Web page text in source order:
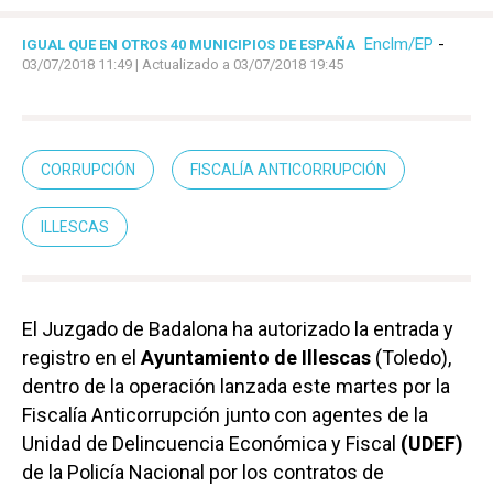
IGUAL QUE EN OTROS 40 MUNICIPIOS DE ESPAÑA Enclm/EP -
03/07/2018 11:49 | Actualizado a 03/07/2018 19:45
CORRUPCIÓN FISCALÍA ANTICORRUPCIÓN
ILLESCAS
El Juzgado de Badalona ha autorizado la entrada y
registro en el Ayuntamiento de Illescas (Toledo),
dentro de la operación lanzada este martes por la
Fiscalía Anticorrupción junto con agentes de la
Unidad de Delincuencia Económica y Fiscal (UDEF)
de la Policía Nacional por los contratos de